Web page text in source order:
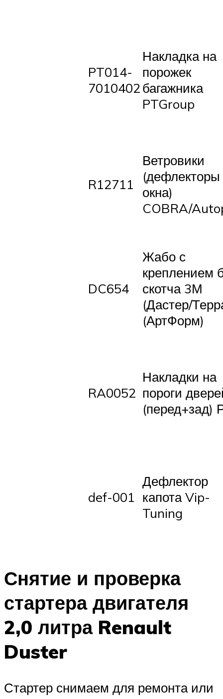
PT014-
7010402
Накладка на
порожек
багажника
PTGroup
R12711
Ветровики
(дефлекторы
окна)
COBRA/
DC654
Жабо с
креплением
скотча 3М
(Дастер/
(АртФорм)
RA0052
Накладки на
пороги
(перед+зад)
def-001
Дефлектор
капота Vip-
Tuning
Снятие и проверка
стартера двигателя
2,0 литра Renault
Duster
Стартер снимаем для ремонта или